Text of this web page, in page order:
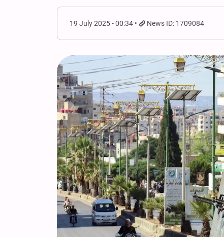
19 July 2025 - 00:34 News ID: 1709084